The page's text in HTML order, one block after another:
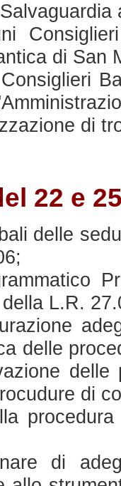
di San
di
22 e
delle
L.R.
delle
di
di